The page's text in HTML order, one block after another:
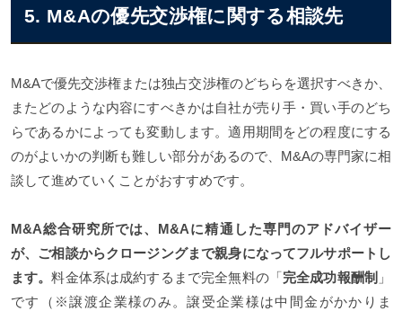
5. M&Aの優先交渉権に関する相談先
M&Aで優先交渉権または独占交渉権のどちらを選択すべきか、
またどのような内容にすべきかは自社が売り手・買い手のどち
らであるかによっても変動します。適用期間をどの程度にする
のがよいかの判断も難しい部分があるので、M&Aの専門家に相
談して進めていくことがおすすめです。
M&A総合研究所では、M&Aに精通した専門のアドバイザー
が、ご相談からクロージングまで親身になってフルサポートし
ます。料金体系は成約するまで完全無料の「完全成功報酬制 」
です（※譲渡企業様のみ。譲受企業様は中間金がかかりま